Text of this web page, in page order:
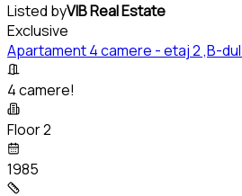
Listed byVIB Real Estate
Exclusive
Apartament 4 camere - etaj 2 ,B-
4 camere!
Floor 2
1985